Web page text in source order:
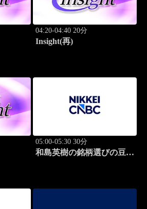
04:20-04:40 20分
Insight(再)
05:00-05:30 30分
和島英樹の銘柄選びの豆知